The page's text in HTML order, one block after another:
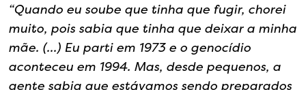
“Quando eu soube que tinha que fugir, chorei
muito, pois sabia que tinha que deixar a minha
mãe. (…) Eu parti em 1973 e o genocídio
aconteceu em 1994. Mas, desde pequenos, a
gente sabia que estávamos sendo preparados